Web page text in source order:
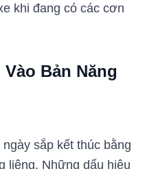
khi đang có các cơn
Bản Năng
sắp kết thúc bằng
liêng. Những dấu hiệu